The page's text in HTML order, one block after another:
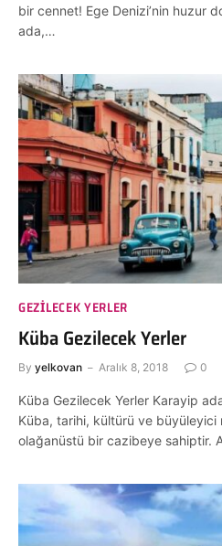
bir cennet! Ege Denizi’nin huzur
ada,…
GEZILECEK YERLER
Küba Gezilecek Yerler
By yelkovan Aralık 8, 2018 0
Küba Gezilecek Yerler Karayip
Küba, tarihi, kültürü ve büyüleyici
olağanüstü bir cazibeye sahiptir.